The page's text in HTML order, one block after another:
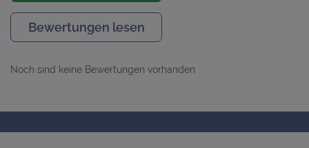
Bewertungen lesen
Noch sind keine Bewertungen vorhanden